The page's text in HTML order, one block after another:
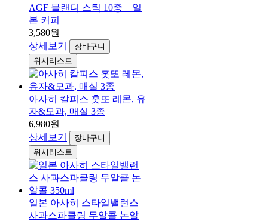
AGF 블랜디 스틱 10종 _ 일
본 커피
3,580원
상세보기
장바구니
위시리스트
아사히 칼피스 홋또 레몬, 유
자&모과, 매실 3종
6,980원
상세보기
장바구니
위시리스트
일본 아사히 스타일밸런스
사과스파클링 무알콜 논알